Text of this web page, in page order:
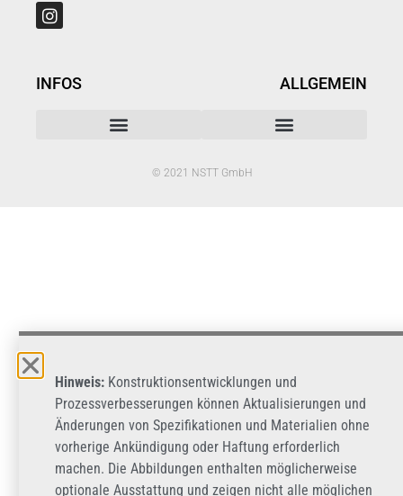
INFOS ALLGEMEIN
© 2021 NSTT GmbH
Hinweis: Konstruktionsentwicklungen und
Prozessverbesserungen können Aktualisierungen und
Änderungen von Spezifikationen und Materialien ohne
vorherige Ankündigung oder Haftung erforderlich
machen. Die Abbildungen enthalten möglicherweise
optionale Ausstattung und zeigen nicht alle möglichen